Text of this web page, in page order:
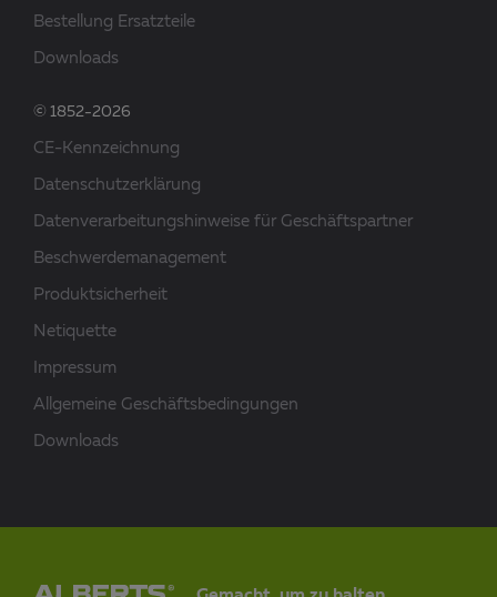
Bestellung Ersatzteile
Downloads
© 1852-2026
CE-Kennzeichnung
Datenschutzerklärung
Datenverarbeitungshinweise für Geschäftspartner
Beschwerdemanagement
Produktsicherheit
Netiquette
Impressum
Allgemeine Geschäftsbedingungen
Downloads